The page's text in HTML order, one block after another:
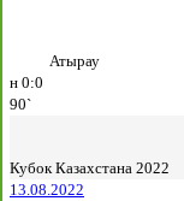
Атырау
н 0:0
90`
Кубок Казахстана 2022
13.08.2022